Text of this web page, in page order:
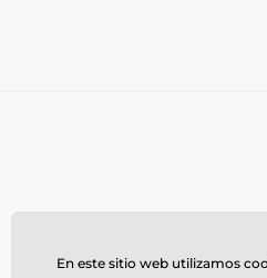
En este sitio web utilizamos